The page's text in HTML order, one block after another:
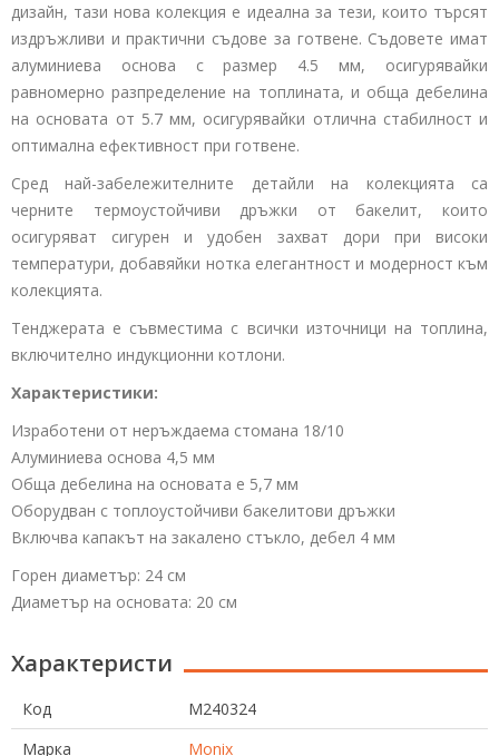
дизайн, тази нова колекция е идеална за тези, които търсят
издръжливи и практични съдове за готвене. Съдовете имат
алуминиева основа с размер 4.5 мм, осигурявайки
равномерно разпределение на топлината, и обща дебелина
на основата от 5.7 мм, осигурявайки отлична стабилност и
оптимална ефективност при готвене.
Сред най-забележителните детайли на колекцията са
черните термоустойчиви дръжки от бакелит, които
осигуряват сигурен и удобен захват дори при високи
температури, добавяйки нотка елегантност и модерност към
колекцията.
Тенджерата е съвместима с всички източници на топлина,
включително индукционни котлони.
Характеристики:
Изработени от неръждаема стомана 18/10
Алуминиева основа 4,5 мм
Обща дебелина на основата е 5,7 мм
Оборудван с топлоустойчиви бакелитови дръжки
Включва капакът на закалено стъкло, дебел 4 мм
Горен диаметър: 24 см
Диаметър на основата: 20 см
Характеристи
Код
M240324
Марка
Monix